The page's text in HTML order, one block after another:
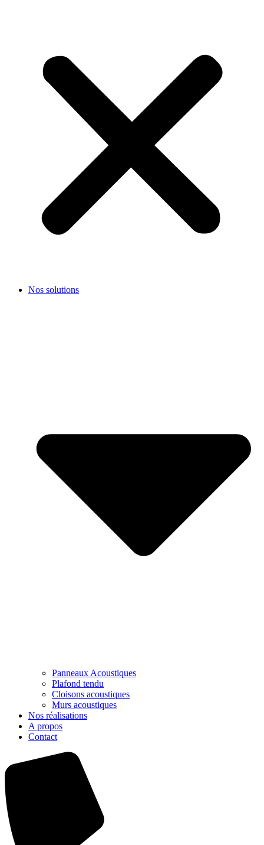
Nos solutions
Panneaux Acoustiques
Plafond tendu
Cloisons acoustiques
Murs acoustiques
Nos réalisations
A propos
Contact